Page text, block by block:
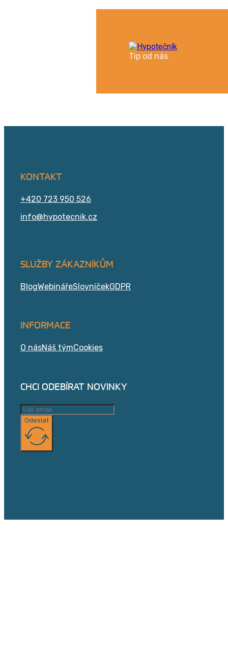
Tip od nás
KONTAKT
+420 723 950 526
info@hypotecnik.cz
SLUŽBY ZÁKAZNÍKŮM
BlogWebinářeSlovníčekGDPR
INFORMACE
O násNáš týmCookies
CHCI ODEBÍRAT NOVINKY
Odeslat